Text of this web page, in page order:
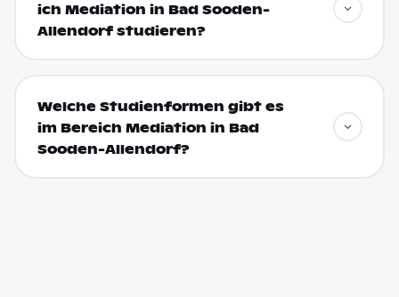
ich Mediation in Bad Sooden-
Allendorf studieren?
Welche Studienformen gibt es
im Bereich Mediation in Bad
Sooden-Allendorf?